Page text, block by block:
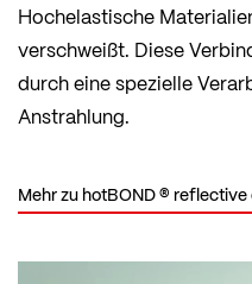
Hochelastische
verschweißt. Diese
durch eine spezielle
Anstrahlung.
Mehr zu hotBOND ®